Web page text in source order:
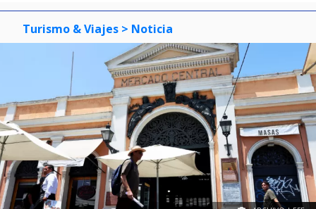
Turismo & Viajes > Noticia